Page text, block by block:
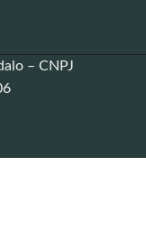
– CNPJ